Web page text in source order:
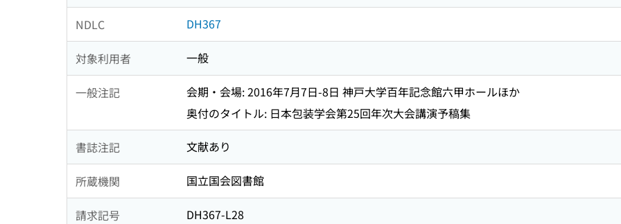
NDLC DH367
対象利用者 一般
一般注記
会期・会場: 2016年7月7日-8日 神戸大学百年記念館六甲ホールほか
奥付のタイトル: 日本包装学会第25回年次大会講演予稿集
書誌注記 文献あり
所蔵機関 国立国会図書館
請求記号
DH367-L28